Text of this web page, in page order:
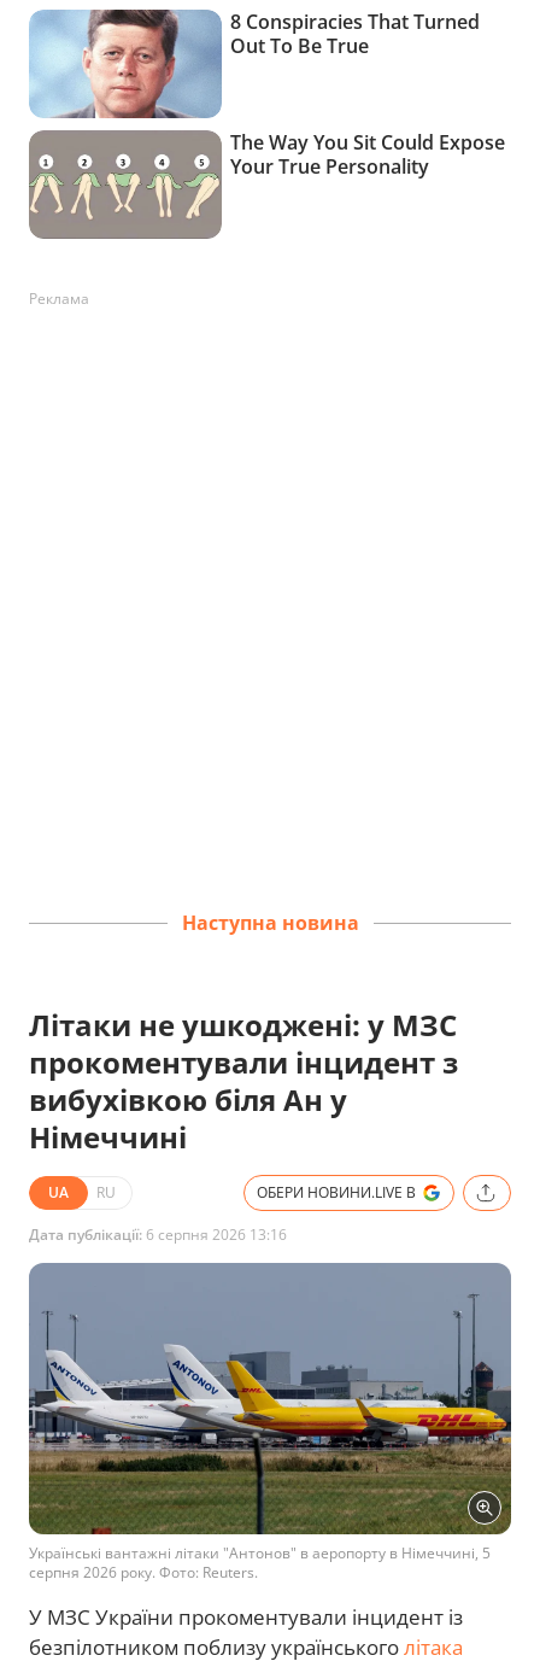
Реклама
Наступна новина
Літаки не ушкоджені: у МЗС
прокоментували інцидент з
вибухівкою біля Ан у
Німеччині
UA RU ОБЕРИ НОВИНИ.LIVE В
Дата публікації: 6 серпня 2026 13:16
Українські вантажні літаки "Антонов" в аеропорту в Німеччині, 5
серпня 2026 року. Фото: Reuters.
У МЗС України прокоментували інцидент із
безпілотником поблизу українськоголітака